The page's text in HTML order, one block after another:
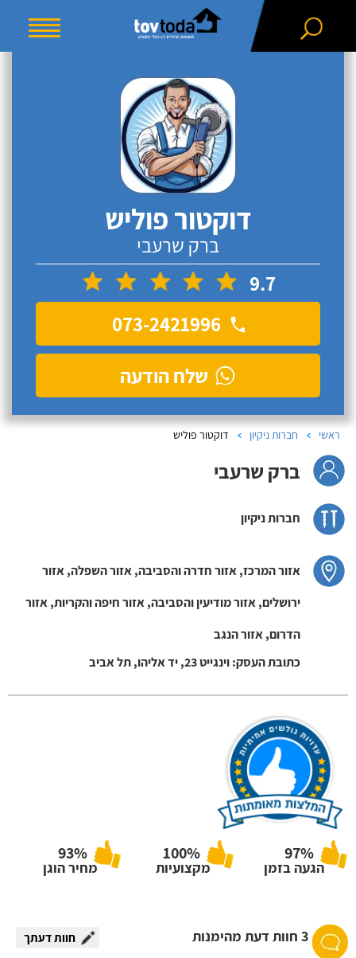
ראשי חברות ניקיון דוקטור פוליש
ברק שרעבי
חברות ניקיון
אזור המרכז, אזור חדרה והסביבה, אזור השפלה, אזור
ירושלים, אזור מודיעין והסביבה, אזור חיפה והקריות, אזור
הדרום, אזור הנגב
כתובת העסק: וינגייט 23, יד אליהו, תל אביב
97%
הגעה בזמן
100%
מקצועיות
93%
מחיר הוגן
3 חוות דעת מהימנות חוות דעתך
דוקטור פוליש
ברק שרעבי
9.7
073-2421996
שלח הודעה